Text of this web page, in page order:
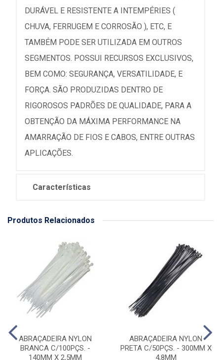
DURÁVEL E RESISTENTE A INTEMPÉRIES (
CHUVA, FERRUGEM E CORROSÃO ), ETC, E
TAMBÉM PODE SER UTILIZADA EM OUTROS
SEGMENTOS. POSSUI RECURSOS EXCLUSIVOS,
BEM COMO: SEGURANÇA, VERSATILIDADE, E
FORÇA. SÃO PRODUZIDAS DENTRO DE
RIGOROSOS PADRÕES DE QUALIDADE, PARA A
OBTENÇÃO DA MÁXIMA PERFORMANCE NA
AMARRAÇÃO DE FIOS E CABOS, ENTRE OUTRAS
APLICAÇÕES.
Características
Produtos Relacionados
ABRAÇADEIRA NYLON
BRANCA C/100PÇS. -
140MM X 2,5MM
ABRAÇADEIRA NYLON
PRETA C/50PÇS. - 300MM X
4,8MM